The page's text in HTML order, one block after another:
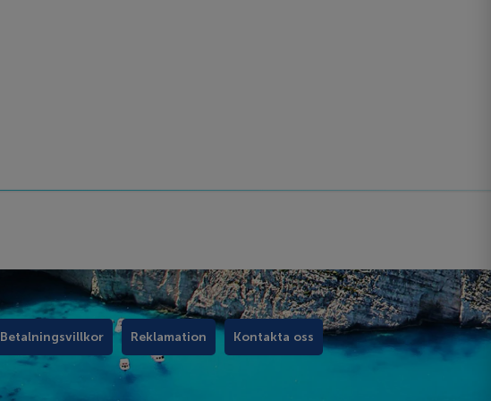
Betalningsvillkor Reklamation Kontakta oss